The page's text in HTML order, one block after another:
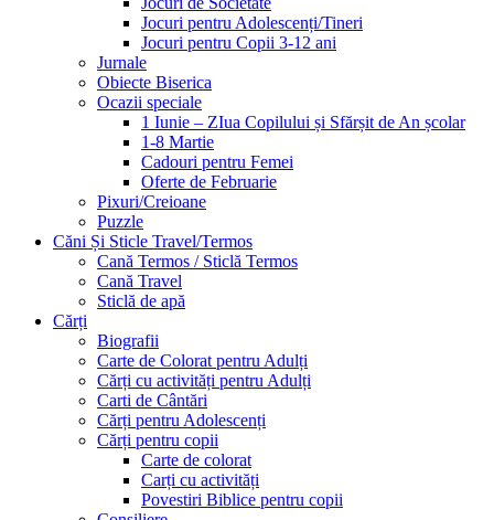
Jocuri pentru Adolescenți/Tineri
Jocuri pentru Copii 3-12 ani
Jurnale
Obiecte Biserica
Ocazii speciale
1 Iunie – ZIua Copilului și Sfărșit de An școlar
1-8 Martie
Cadouri pentru Femei
Oferte de Februarie
Pixuri/Creioane
Puzzle
Căni Și Sticle Travel/Termos
Cană Termos / Sticlă Termos
Cană Travel
Sticlă de apă
Cărți
Biografii
Carte de Colorat pentru Adulți
Cărți cu activități pentru Adulți
Carti de Cântări
Cărți pentru Adolescenți
Cărți pentru copii
Carte de colorat
Carți cu activități
Povestiri Biblice pentru copii